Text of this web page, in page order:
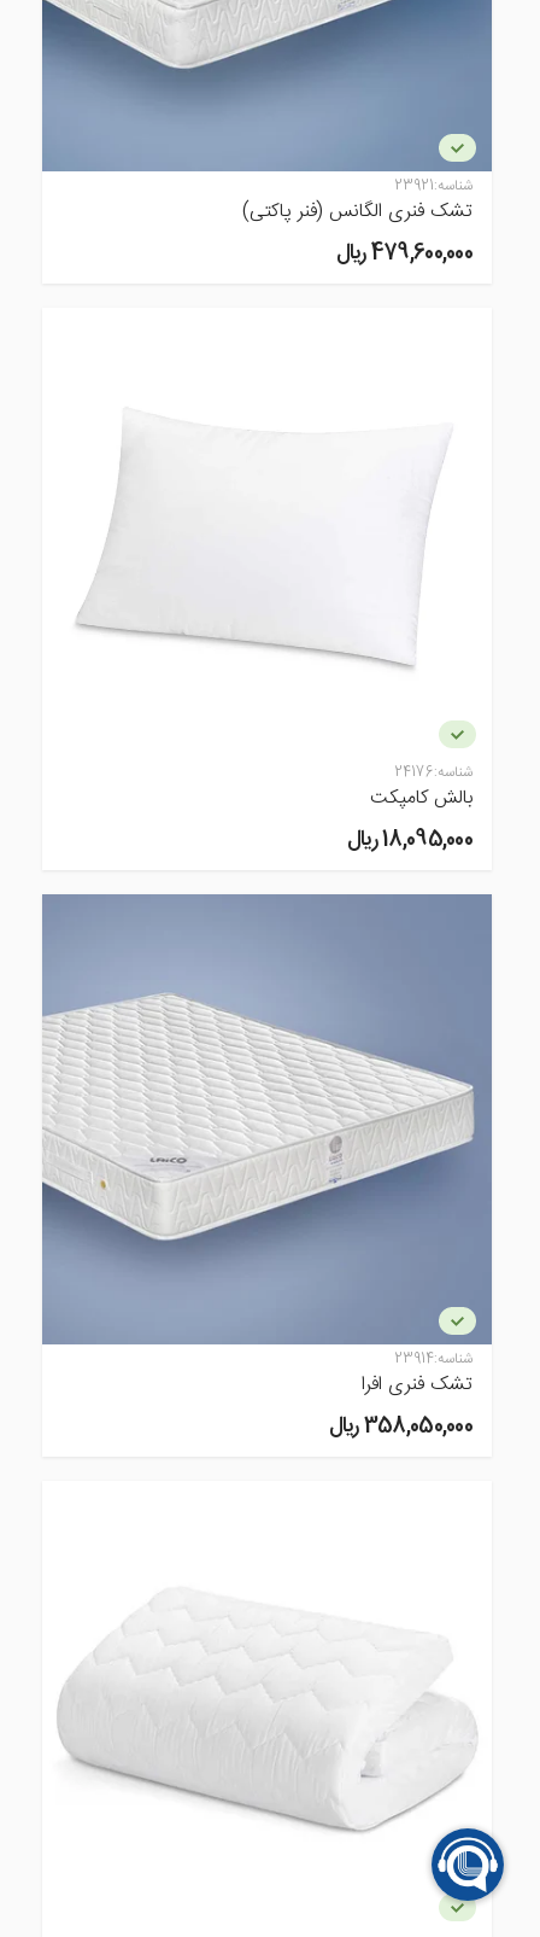
شناسه:23921
تشک فنری الگانس (فنر پاکتی)
479,600,000 ريال
شناسه:24176
بالش کامپکت
18,095,000 ريال
شناسه:23914
تشک فنری افرا
358,050,000 ريال